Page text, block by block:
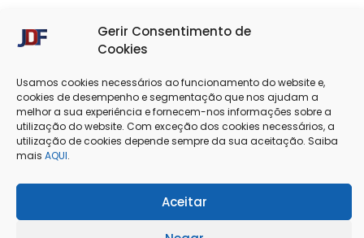
Gerir Consentimento de
Cookies
Usamos cookies necessários ao funcionamento do website e,
cookies de desempenho e segmentação que nos ajudam a
melhor a sua experiência e fornecem-nos informações sobre a
utilização do website. Com exceção dos cookies necessários, a
utilização de cookies depende sempre da sua aceitação. Saiba
mais AQUI.
Aceitar
Termos & Condições
Política de Privacidade
Política de Cookies
Livro de Reclamações